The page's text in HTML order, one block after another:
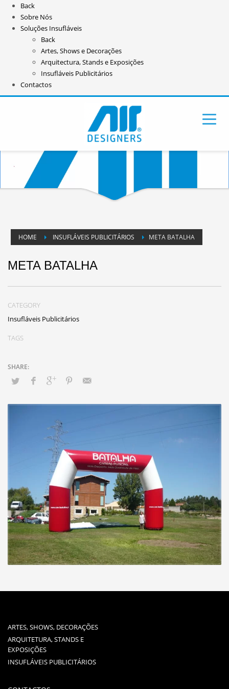
Back
Sobre Nós
Soluções Insufláveis
Back
Artes, Shows e Decorações
Arquitectura, Stands e Exposições
Insufláveis Publicitários
Contactos
HOME INSUFLÁVEIS PUBLICITÁRIOS META BATALHA
META BATALHA
CATEGORY
Insufláveis Publicitários
TAGS
ARTES, SHOWS, DECORAÇÕES
ARQUITETURA, STANDS E
EXPOSIÇÕES
INSUFLÁVEIS PUBLICITÁRIOS